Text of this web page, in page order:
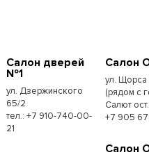
Салон дверей
№1
ул. Дзержинского
65/2
тел.: +7 910-740-00-
21
Салон
ул. Щорса
(рядом с
Салют
+7 905
Салон